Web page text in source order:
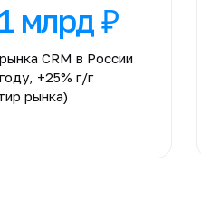
млрд ₽
CRM в России
+25% г/г
рынка)